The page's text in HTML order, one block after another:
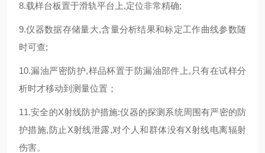
8.载样台板置于滑轨平台上,定位非常精确;
9.仪器数据存储量大,含量分析结果和标定工作曲线参数随
时可查;
10.漏油严密防护,样品杯置于防漏油部件上,只有在试样分
析时才移动到测量位置；
11.安全的X射线防护措施:仪器的探测系统周围有严密的防
护措施,防止X射线泄露,对个人和群体没有X射线电离辐射
伤害。